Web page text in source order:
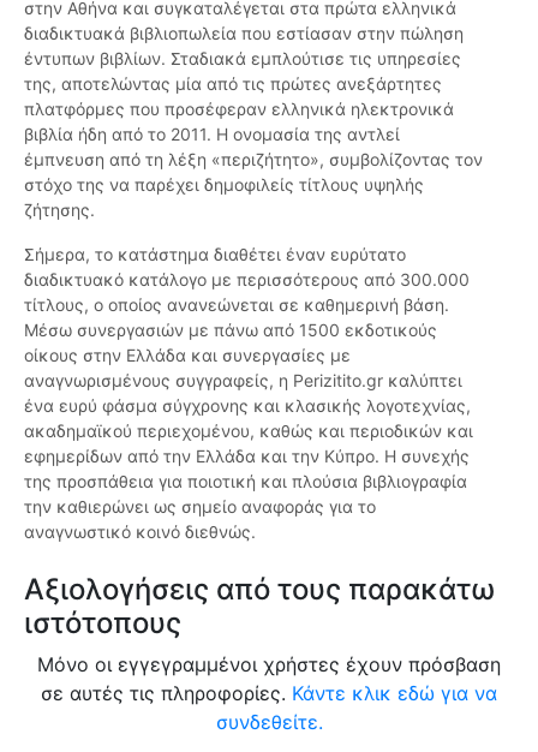
στην Αθήνα και συγκαταλέγεται στα πρώτα ελληνικά
διαδικτυακά βιβλιοπωλεία που εστίασαν στην πώληση
έντυπων βιβλίων. Σταδιακά εμπλούτισε τις υπηρεσίες
της, αποτελώντας μία από τις πρώτες ανεξάρτητες
πλατφόρμες που προσέφεραν ελληνικά ηλεκτρονικά
βιβλία ήδη από το 2011. Η ονομασία της αντλεί
έμπνευση από τη λέξη «περιζήτητο», συμβολίζοντας τον
στόχο της να παρέχει δημοφιλείς τίτλους υψηλής
ζήτησης.
Σήμερα, το κατάστημα διαθέτει έναν ευρύτατο
διαδικτυακό κατάλογο με περισσότερους από 300.000
τίτλους, ο οποίος ανανεώνεται σε καθημερινή βάση.
Μέσω συνεργασιών με πάνω από 1500 εκδοτικούς
οίκους στην Ελλάδα και συνεργασίες με
αναγνωρισμένους συγγραφείς, η Perizitito.gr καλύπτει
ένα ευρύ φάσμα σύγχρονης και κλασικής λογοτεχνίας,
ακαδημαϊκού περιεχομένου, καθώς και περιοδικών και
εφημερίδων από την Ελλάδα και την Κύπρο. Η συνεχής
της προσπάθεια για ποιοτική και πλούσια βιβλιογραφία
την καθιερώνει ως σημείο αναφοράς για το
αναγνωστικό κοινό διεθνώς.
Αξιολογήσεις από τους παρακάτω
ιστότοπους
Μόνο οι εγγεγραμμένοι χρήστες έχουν πρόσβαση
σε αυτές τις πληροφορίες. Κάντε κλικ εδώ για να
συνδεθείτε.